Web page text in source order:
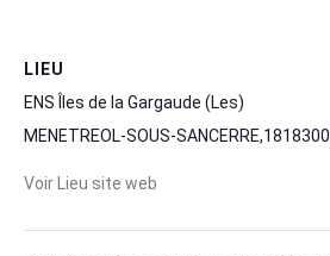
LIEU
ENS Îles de la Gargaude (Les)
MENETREOL-SOUS-SANCERRE,1818300
Voir Lieu site web